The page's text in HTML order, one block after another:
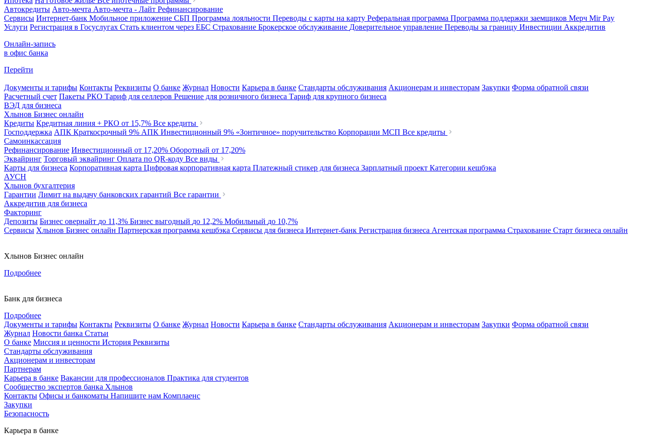
Автокредиты Авто-мечта Авто-мечта - Лайт Рефинансирование
Сервисы Интернет-банк Мобильное приложение СБП Программа лояльности Переводы с карты на карту Реферальная программа Программа поддержки заемщиков Мерч Mir Pay
Услуги Регистрация в Госуслугах Стать клиентом через ЕБС Страхование Брокерское обслуживание Доверительное управление Переводы за границу Инвестиции Аккредитив
Онлайн-запись
в офис банка
Перейти
Документы и тарифы Контакты Реквизиты О банке Журнал Новости Карьера в банке Стандарты обслуживания Акционерам и инвесторам Закупки Форма обратной связи
Расчетный счет Пакеты РКО Тариф для селлеров Решение для розничного бизнеса Тариф для крупного бизнеса
ВЭД для бизнеса
Хлынов Бизнес онлайн
Кредиты Кредитная линия + РКО от 15,7% Все кредиты
Господдержка АПК Краткосрочный 9% АПК Инвестиционный 9% «Зонтичное» поручительство Корпорации МСП Все кредиты
Самоинкассация
Рефинансирование Инвестиционный от 17,20% Оборотный от 17,20%
Эквайринг Торговый эквайринг Оплата по QR-коду Все виды
Карты для бизнеса Корпоративная карта Цифровая корпоративная карта Платежный стикер для бизнеса Зарплатный проект Категории кешбэка
АУСН
Хлынов бухгалтерия
Гарантии Лимит на выдачу банковских гарантий Все гарантии
Аккредитив для бизнеса
Факторинг
Депозиты Бизнес овернайт до 11,3% Бизнес выгодный до 12,2% Мобильный до 10,7%
Сервисы Хлынов Бизнес онлайн Партнерская программа кешбэка Сервисы для бизнеса Интернет-банк Регистрация бизнеса Агентская программа Страхование Старт бизнеса онлайн
Хлынов Бизнес онлайн
Подробнее
Банк для бизнеса
Подробнее
Документы и тарифы Контакты Реквизиты О банке Журнал Новости Карьера в банке Стандарты обслуживания Акционерам и инвесторам Закупки Форма обратной связи
Журнал Новости банка Статьи
О банке Миссия и ценности История Реквизиты
Стандарты обслуживания
Акционерам и инвесторам
Партнерам
Карьера в банке Вакансии для профессионалов Практика для студентов
Сообщество экспертов банка Хлынов
Контакты Офисы и банкоматы Напишите нам Комплаенс
Закупки
Безопасность
Карьера в банке